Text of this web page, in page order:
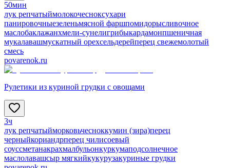
50мин
лук репчатыймолокочесноксухари
панировочныезеленьмясной фаршпомидорысливочное
маслобаклажанхмели-сунелигрибыкардамонпшеничная
мукалавашмускатный орехсельдерейперец свежемолотый
смесь
povarenok.ru
Рулетики из куриной грудки с овощами
3ч
лук репчатыйморковьчесноккумин (зира)перец
черныйкориандрперец чилисоевый
соуссметанакрахмалбульонкуркумаподсолнечное
маслолавашсыр мягкийкукурузакуриные грудки